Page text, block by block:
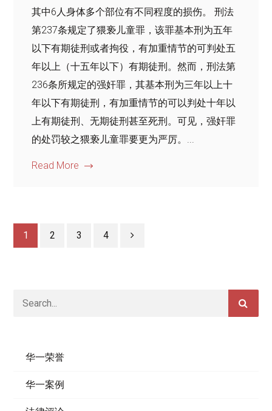
其中6人身体多个部位有不同程度的损伤。 刑法
第237条规定了猥亵儿童罪，该罪基本刑为五年
以下有期徒刑或者拘役，有加重情节的可判处五
年以上（十五年以下）有期徒刑。然而，刑法第
236条所规定的强奸罪，其基本刑为三年以上十
年以下有期徒刑，有加重情节的可以判处十年以
上有期徒刑、无期徒刑甚至死刑。可见，强奸罪
的处罚较之猥亵儿童罪要更为严厉。...
Read More
1 2 3 4
华一荣誉
华一案例